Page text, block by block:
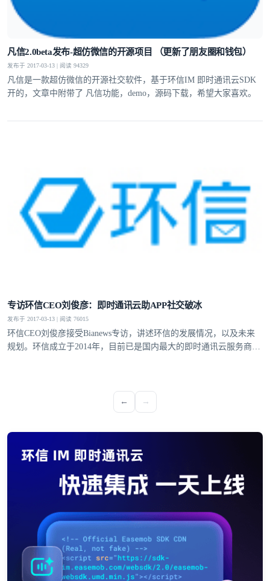
凡信2.0beta发布-超仿微信的开源项目 （更新了朋友圈和钱包）
发布于 2017-03-13 | 阅读 94329
凡信是一款超仿微信的开源社交软件，基于环信IM 即时通讯云SDK
开的，文章中附带了 凡信功能，demo，源码下载，希望大家喜欢。
专访环信CEO刘俊彦：即时通讯云助APP社交破冰
发布于 2017-03-13 | 阅读 76015
环信CEO刘俊彦接受Bianews专访，讲述环信的发展情况，以及未来
规划。环信成立于2014年，目前已是国内最大的即时通讯云服务商，
← →
通讯云服务条款
登录客服云